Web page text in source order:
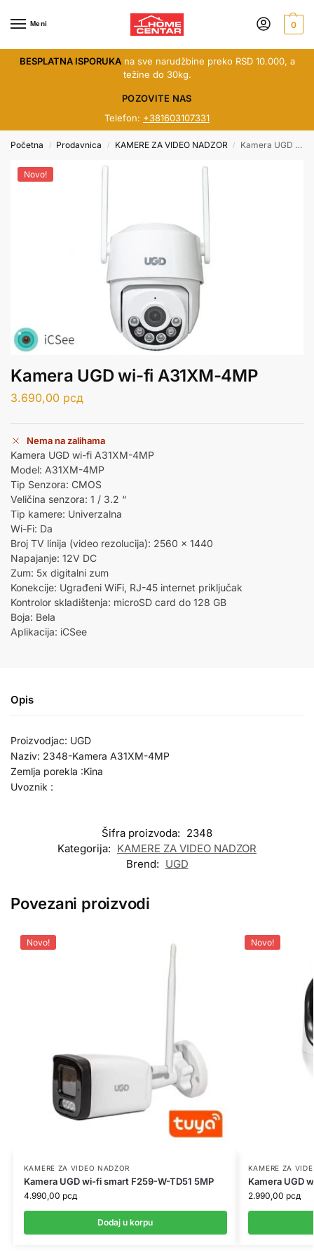
Meni 0
BESPLATNA ISPORUKAna sve narudžbine preko RSD 10.000, a
težine do 30kg.
POZOVITE NAS
Telefon: +381603107331
Početna / Prodavnica / KAMERE ZA VIDEO NADZOR / Kamera UGD wi-fi A31XM-4MP
Novo!
Kamera UGD wi-fi A31XM-4MP
3.690,00 рсд
Nema na zalihama
Kamera UGD wi-fi A31XM-4MP
Model: A31XM-4MP
Tip Senzora: CMOS
Veličina senzora: 1 / 3.2 “
Tip kamere: Univerzalna
Wi-Fi: Da
Broj TV linija (video rezolucija): 2560 x 1440
Napajanje: 12V DC
Zum: 5x digitalni zum
Konekcije: Ugrađeni WiFi, RJ-45 internet priključak
Kontrolor skladištenja: microSD card do 128 GB
Boja: Bela
Aplikacija: iCSee
Opis
Proizvodjac: UGD
Naziv: 2348-Kamera A31XM-4MP
Zemlja porekla :Kina
Uvoznik :
Šifra proizvoda: 2348
Kategorija: KAMERE ZA VIDEO NADZOR
Brend: UGD
Povezani proizvodi
Novo!
KAMERE ZA VIDEO NADZOR
Kamera UGD wi-fi smart F259-W-TD51 5MP
4.990,00 рсд
Dodaj u korpu
Novo!
KAMERE ZA
Kamera UGD
2.990,00 рсд